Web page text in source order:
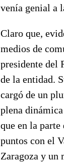
venía genial a
Claro que,
medios de
presidente del
de la entidad.
cargó de un
plena
que en la
puntos con el
Zaragoza y un